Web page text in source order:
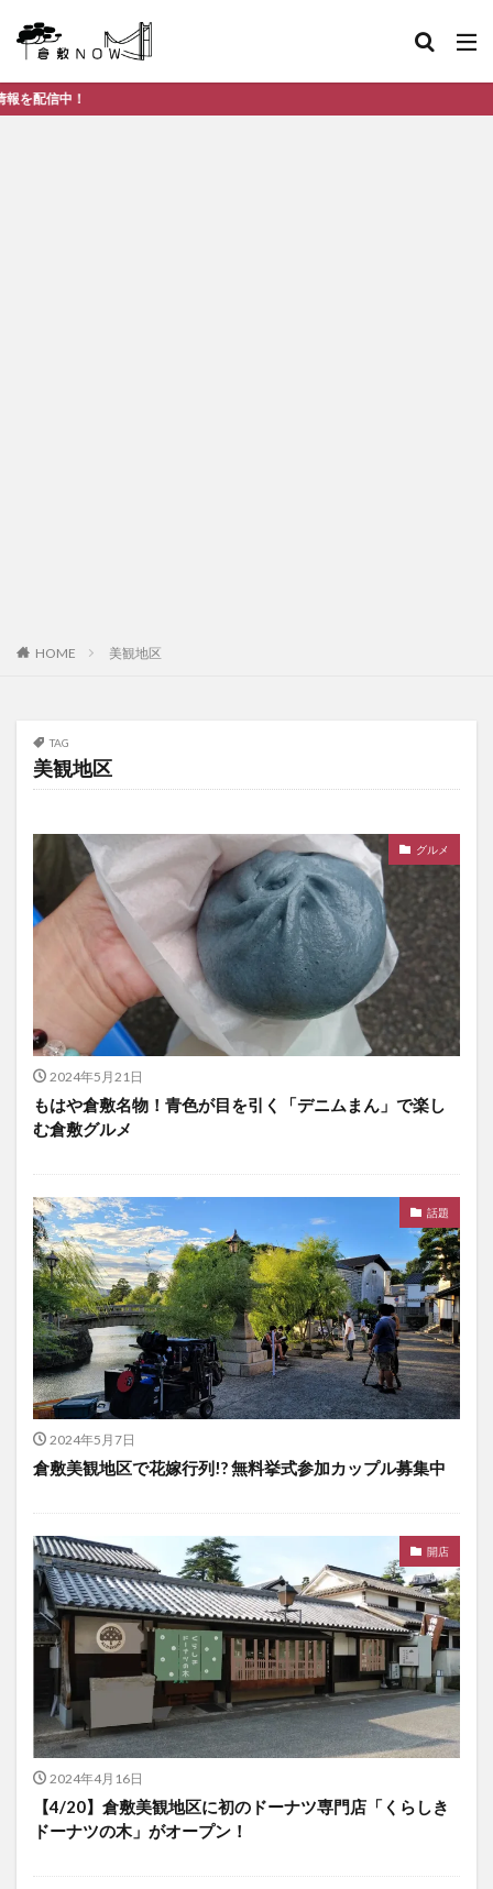
HOME 美観地区
TAG
美観地区
グルメ
2024年5月21日
もはや倉敷名物！青色が目を引く「デニムまん」で楽し
む倉敷グルメ
話題
2024年5月7日
倉敷美観地区で花嫁行列!? 無料挙式参加カップル募集中
開店
2024年4月16日
【4/20】倉敷美観地区に初のドーナツ専門店「くらしき
ドーナツの木」がオープン！